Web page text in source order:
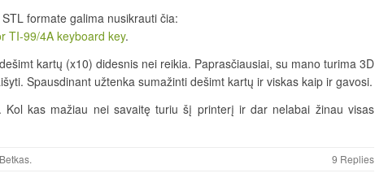
formate galima nusikrauti čia:
TI-99/4A keyboard key.
kartų (x10) didesnis nei reikia. Paprasčiausiai, su mano turima 3D
Spausdinant užtenka sumažinti dešimt kartų ir viskas kaip ir gavosi.
Kol kas mažiau nei savaitę turiu šį printerį ir dar nelabai žinau visas
Betkas. 9 Replies